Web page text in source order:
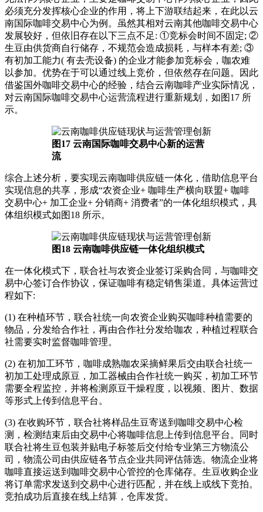
必须充分发挥核心企业的作用，将上下游联结起来，在此以云
南国际咖啡交易中心为例。虽然其相对云南其他咖啡交易中心
发展较好，但依旧存在以下三点不足: ①竞标会时间不固定; ②
生豆由供货商自行储存，不规范会造成损耗，与样本有差; ③
有初加工能力( 有去壳设备) 的企业才能参加竞标会，咖农难
以参加。优势在于可以通过线上竞价，但依然存在问题。因此
借鉴国外咖啡交易中心的经验，结合云南咖啡产业实际情况，
对云南国际咖啡交易中心运营流程进行重新规划，如图17 所
示。
图17 云南国际咖啡交易中心新的运营
流
综合上述分析，要实现云南咖啡供应链一体化，借助信息平台
实现信息的共享，形成“农资企业+ 咖啡生产横向联盟+ 咖啡
交易中心+ 加工企业+ 分销商+ 消费者”的一体化组织模式，具
体组织模式如图18 所示。
图18 云南咖啡供应链一体化组织模式
在一体化模式下，联合社与农资企业签订采购合同，与咖啡交
易中心签订合作协议，保证咖啡有稳定销售渠道。具体运营过
程如下:
(1) 在种植环节，联合社统一向农资企业购买咖啡种植需要的
物品，分发给合作社，再由合作社分发给咖农，种植过程联合
社需要实时监督咖啡管理。
(2) 在初加工环节，咖啡成熟咖农采摘鲜果后交由联合社统一
初加工处理成原豆，加工器械由合作社统一购买，初加工环节
需要全程监控，并将检测原豆干燥程度，以视频、图片、数据
等形式上传到信息平台。
(3) 在收购环节，联合社将样品生豆寄送到咖啡交易中心检
测，检测结束后由交易中心将咖啡信息上传到信息平台。同时
联合社将生豆包装并贴电子标签后交付给专业第三方物流公
司，物流公司由供应链各节点企业共同评估筛选。物流企业将
咖啡直接运送到咖啡交易中心管控的仓库储存。生豆收购企业
将订单需求发送到交易中心进行匹配，并在线上或线下竞拍。
竞拍成功后直接在线上结算，仓库发货。